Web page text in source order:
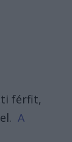
férfit,
A